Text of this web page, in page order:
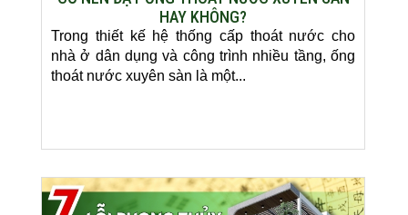
HAY KHÔNG?
Trong thiết kế hệ thống cấp thoát nước cho
nhà ở dân dụng và công trình nhiều tầng, ống
thoát nước xuyên sàn là một...